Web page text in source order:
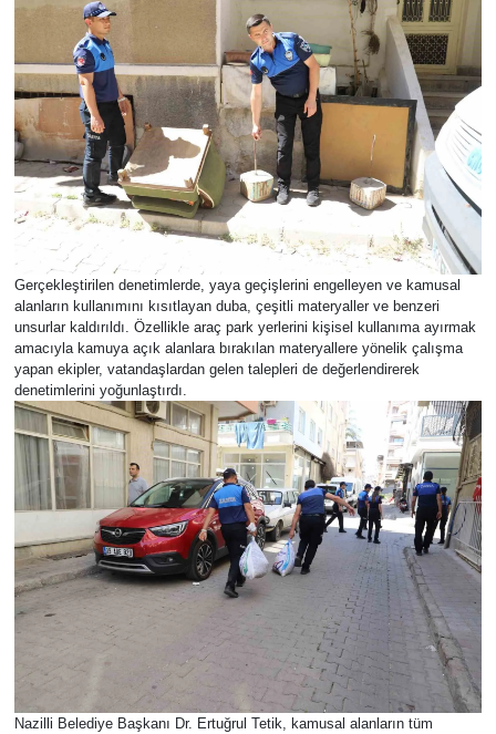
Gerçekleştirilen denetimlerde, yaya geçişlerini engelleyen ve kamusal
alanların kullanımını kısıtlayan duba, çeşitli materyaller ve benzeri
unsurlar kaldırıldı. Özellikle araç park yerlerini kişisel kullanıma ayırmak
amacıyla kamuya açık alanlara bırakılan materyallere yönelik çalışma
yapan ekipler, vatandaşlardan gelen talepleri de değerlendirerek
denetimlerini yoğunlaştırdı.
Nazilli Belediye Başkanı Dr. Ertuğrul Tetik, kamusal alanların tüm